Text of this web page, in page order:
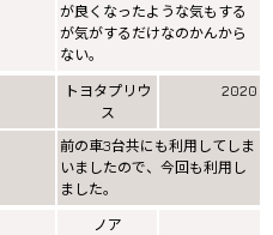
が良くなったような気もする
が気がするだけなのかんから
ない。
トヨタプリウ
ス
2020
前の車3台共にも利用してしま
いましたので、今回も利用し
ました。
ノア